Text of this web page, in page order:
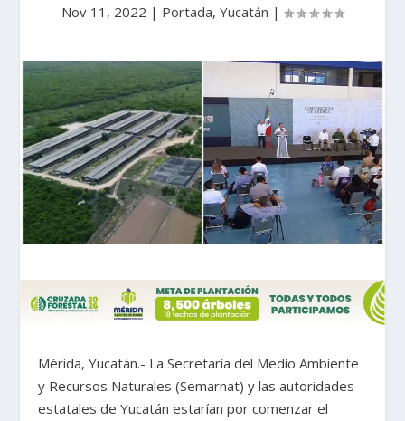
Nov 11, 2022 | Portada, Yucatán |
Mérida, Yucatán.- La Secretaría del Medio Ambiente
y Recursos Naturales (Semarnat) y las autoridades
estatales de Yucatán estarían por comenzar el